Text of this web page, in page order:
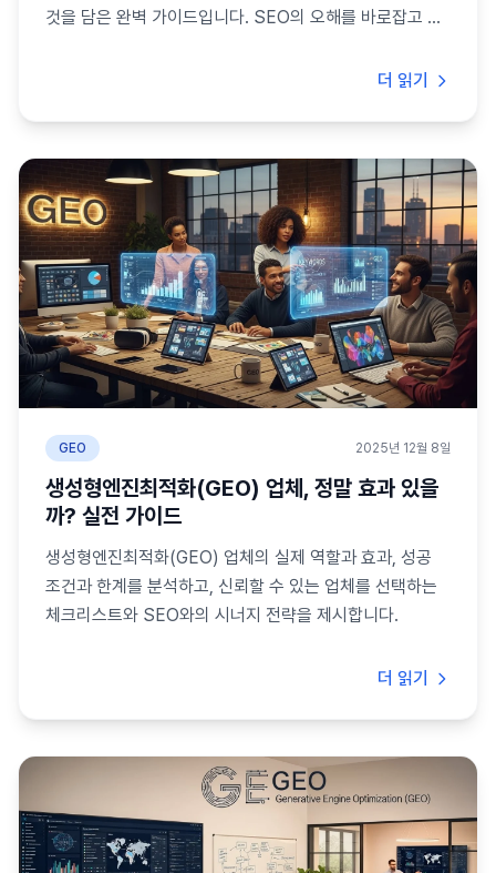
것을 담은 완벽 가이드입니다. SEO의 오해를 바로잡고 성
더 읽기
GEO 2025년 12월 8일
생성형엔진최적화(GEO) 업체, 정말 효과 있을
까? 실전 가이드
생성형엔진최적화(GEO) 업체의 실제 역할과 효과, 성공
조건과 한계를 분석하고, 신뢰할 수 있는 업체를 선택하는
체크리스트와 SEO와의 시너지 전략을 제시합니다.
더 읽기